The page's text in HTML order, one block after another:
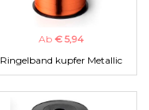
Ab € 5,94
Ringelband kupfer Metallic